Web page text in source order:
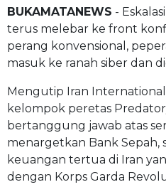
BUKAMATANEWS -
terus melebar ke front
perang konvensional,
masuk ke ranah siber dan
Mengutip Iran International,
kelompok peretas
bertanggung jawab atas
menargetkan Bank Sepah,
keuangan tertua di Iran
dengan Korps Garda